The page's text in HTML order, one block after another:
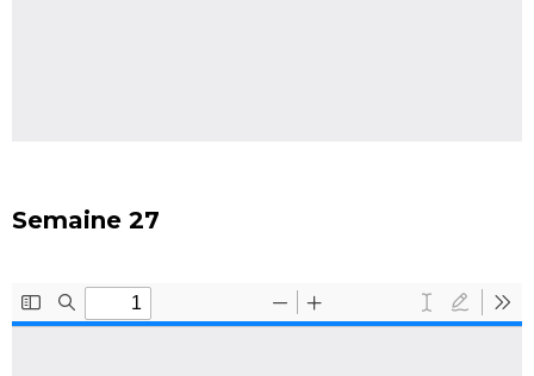
Semaine 27